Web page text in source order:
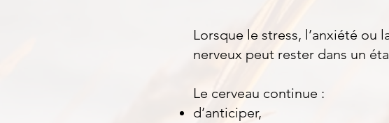
Lorsque le stress, l’anxiété ou
nerveux peut rester dans un
Le cerveau continue :
d’anticiper,